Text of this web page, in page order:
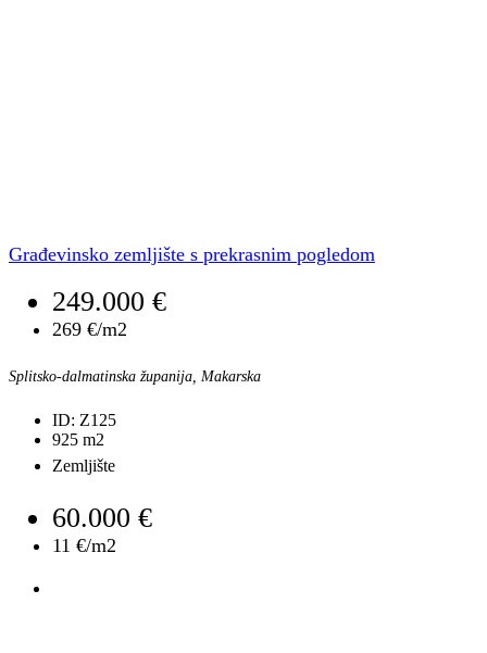
Građevinsko zemljište s prekrasnim pogledom
249.000 €
269 €/m2
Splitsko-dalmatinska županija, Makarska
ID: Z125
925 m2
Zemljište
60.000 €
11 €/m2